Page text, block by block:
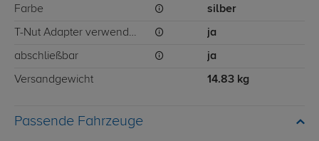
Farbe silber
T-Nut Adapter verwendbar ja
abschließbar ja
Versandgewicht 14.83 kg
Passende Fahrzeuge